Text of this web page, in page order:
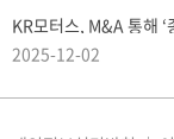
KR모터스, M&A 통해
2025-12-02